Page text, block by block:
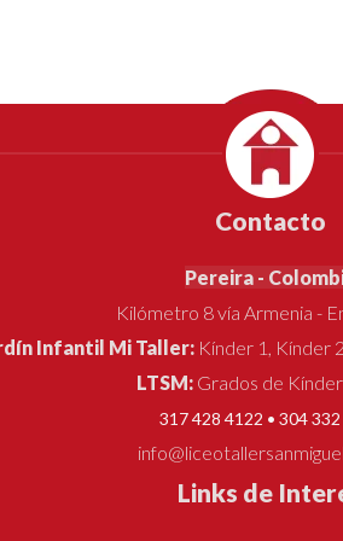
Contacto
Pereira -
Kilómetro 8 vía Armenia -
Infantil Mi Taller: Kínder 1, Kínder
LTSM: Grados de
317 428 4122 • 304
Links de